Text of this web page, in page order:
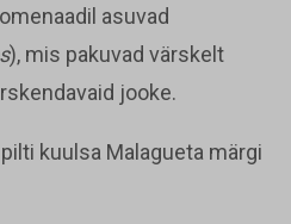
asuvad
), mis pakuvad värskelt
jooke.
kuulsa Malagueta märgi